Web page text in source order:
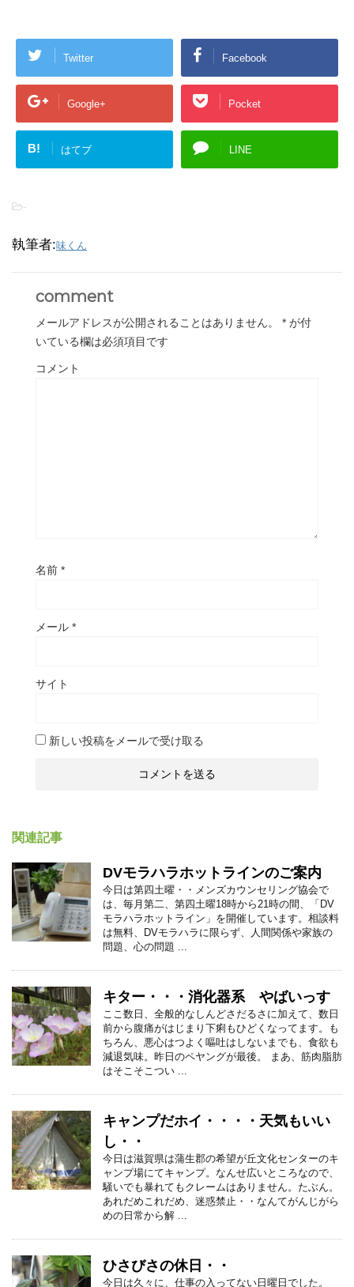
Twitter Facebook
Google+ Pocket
B! はてブ LINE
-
執筆者:味くん
comment
メールアドレスが公開されることはありません。 * が付
いている欄は必須項目です
コメント
名前 *
メール *
サイト
新しい投稿をメールで受け取る
関連記事
DVモラハラホットラインのご案内
今日は第四土曜・・メンズカウンセリング協会で
は、毎月第二、第四土曜18時から21時の間、「DV
モラハラホットライン」を開催しています。相談料
は無料、DVモラハラに限らず、人間関係や家族の
問題、心の問題 ...
キター・・・消化器系 やばいっす
ここ数日、全般的なしんどさだるさに加えて、数日
前から腹痛がはじまり下痢もひどくなってます。も
ちろん、悪心はつよく嘔吐はしないまでも、食欲も
減退気味。昨日のペヤングが最後。 まあ、筋肉脂肪
はそこそこつい ...
キャンプだホイ・・・・天気もいい
し・・
今日は滋賀県は蒲生郡の希望が丘文化センターのキ
ャンプ場にてキャンプ。なんせ広いところなので、
騒いでも暴れてもクレームはありません。たぶん。
あれだめこれだめ、迷惑禁止・・なんてがんじがら
めの日常から解 ...
ひさびさの休日・・
今日は久々に、仕事の入ってない日曜日でした。